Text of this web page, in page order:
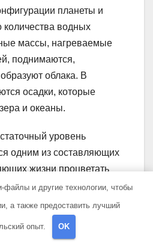
планеты и
водных
массы, нагреваемые
поднимаются,
облака. В
осадки, которые
и океаны.
уровень
одним из составляющих
жизни процветать
необходимые
организмов в
файлы и другие технологии, чтобы
а также предоставить лучший
опыт. OK